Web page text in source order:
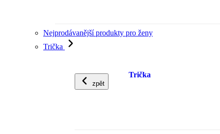
Nejprodávanější produkty pro ženy
Trička
zpět
Trička